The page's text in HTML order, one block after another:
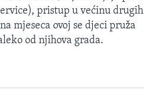
pristup u većinu drugih
mjeseca ovoj se djeci pruža
od njihova grada.